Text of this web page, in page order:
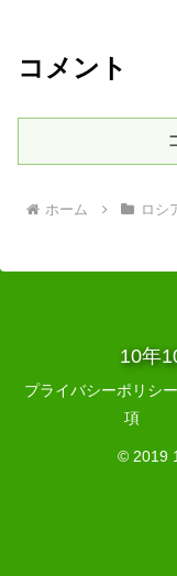
コメント
ホーム ロシ
10年
プライバシーポリシ
項
© 2019